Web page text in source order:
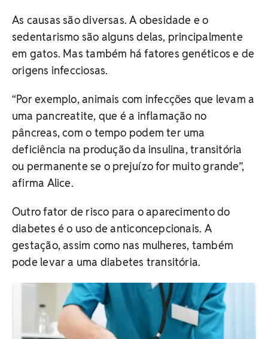
As causas são diversas. A obesidade e o
sedentarismo são alguns delas, principalmente
em gatos. Mas também há fatores genéticos e de
origens infecciosas.
“Por exemplo, animais com infecções que levam a
uma pancreatite, que é a inflamação no
pâncreas, com o tempo podem ter uma
deficiência na produção da insulina, transitória
ou permanente se o prejuízo for muito grande”,
afirma Alice.
Outro fator de risco para o aparecimento do
diabetes é o uso de anticoncepcionais. A
gestação, assim como nas mulheres, também
pode levar a uma diabetes transitória.